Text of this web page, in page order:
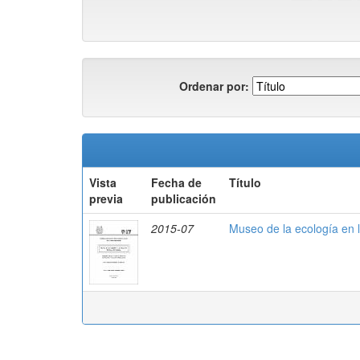
Ordenar por:
Vista
previa
Fecha de
publicación
Título
2015-07 Museo de la ecología en